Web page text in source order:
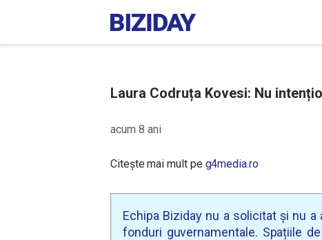
Laura Codruța Kovesi: Nu
acum 8 ani
Citește mai mult pe g4media.ro
Echipa Biziday nu a solicitat și nu
fonduri guvernamentale. Spațiile